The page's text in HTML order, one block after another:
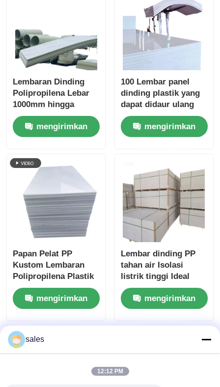
Lembaran Dinding
Polipropilena Lebar
1000mm hingga
2000mm Panel Plastik
Kuat Tahan Lama
Dirancang untuk
dan Partisi
mengirimkan
100 Lembar panel
dinding plastik yang
dapat didaur ulang
Lebar 1000mm hingga
2000mm tahan air dan
mudah dipasang
mengirimkan
Papan Pelat PP
Kustom Lembaran
Polipropilena Plastik
Anti Jamur
mengirimkan
permintaan
Lembar dinding PP
tahan air Isolasi
listrik tinggi Ideal
untuk dinding partisi
menawarkan sifat
tahan lama dan tahan
mengirimkan
permintaan
sales
12:12 PM